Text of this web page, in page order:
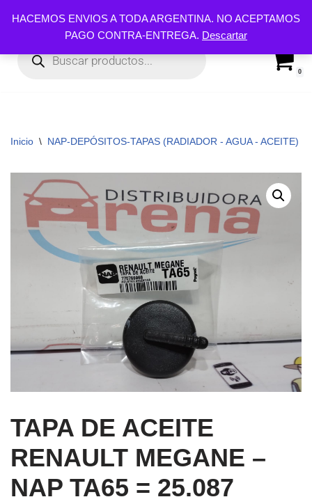
HACEMOS ENVIOS A TODA ARGENTINA. NO ACEPTAMOS
PAGO CONTRA-ENTREGA. Descartar
al
contenido
0
Inicio \ NAP-DEPÓSITOS-TAPAS (RADIADOR - AGUA - ACEITE)
TAPA DE ACEITE
RENAULT MEGANE –
NAP TA65 = 25.087